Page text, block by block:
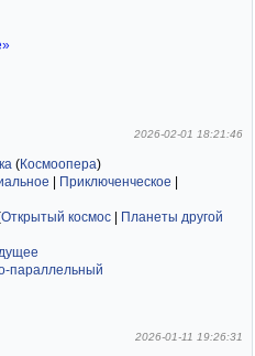
2026-02-01 18:21:46
(Космоопера)
Приключенческое
Открытый космос
Планеты другой
параллельный
2026-01-11 19:26:31